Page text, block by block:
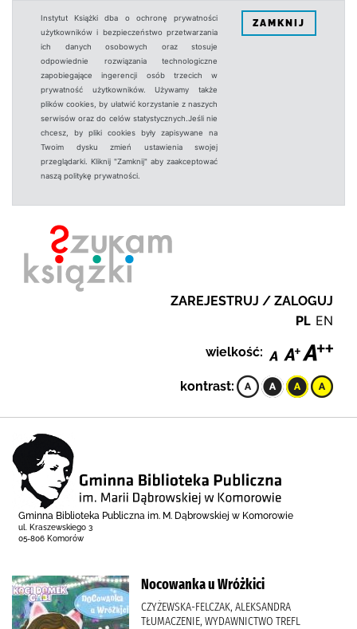
Instytut Książki dba o ochronę prywatności
użytkowników i bezpieczeństwo przetwarzania
ich danych osobowych oraz stosuje
odpowiednie rozwiązania technologiczne
zapobiegające ingerencji osób trzecich w
prywatność użytkowników. Używamy także
plików cookies, by ułatwić korzystanie z naszych
serwisów oraz do celów statystycznych.Jeśli nie
chcesz, by pliki cookies były zapisywane na
Twoim dysku zmień ustawienia swojej
przeglądarki. Kliknij "Zamknij" aby zaakceptować
naszą politykę prywatności.
ZAMKNIJ
ZAREJESTRUJ / ZALOGUJ
PL EN
wielkość:
kontrast:
Gminna Biblioteka Publiczna im. M. Dąbrowskiej w Komorowie
ul. Kraszewskiego 3
05-806 Komorów
Nocowanka u Wróżkici
CZYŻEWSKA-FELCZAK, ALEKSANDRA
TŁUMACZENIE, WYDAWNICTWO TREFL